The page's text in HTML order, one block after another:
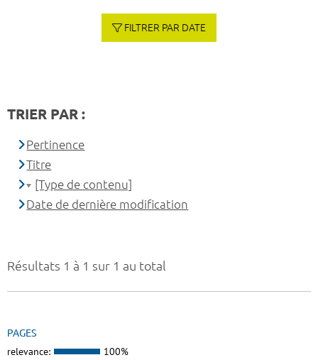
Résultats 1 à 1 sur 1 au total
PAGES
relevance: 100%
FILTRER PAR DATE
TRIER PAR :
Pertinence
Titre
[Type de contenu]
Date de dernière modification